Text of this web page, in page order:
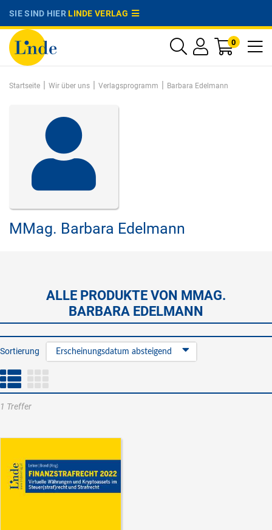
SIE SIND HIERLINDE VERLAG
0
Startseite | Wir über uns | Verlagsprogramm | Barbara Edelmann
MMag. Barbara Edelmann
ALLE PRODUKTE VON MMAG.
BARBARA EDELMANN
Sortierung Erscheinungsdatum absteigend
1 Treffer